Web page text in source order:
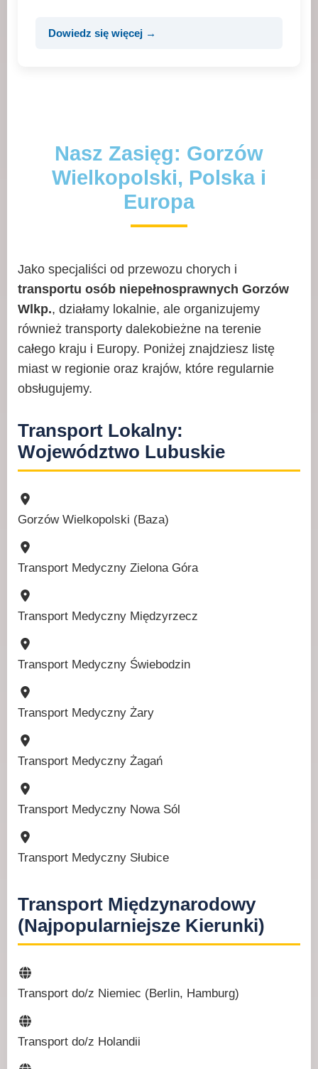
Dowiedz się więcej →
Nasz Zasięg: Gorzów
Wielkopolski, Polska i
Europa
Jako specjaliści od przewozu chorych i
transportu osób niepełnosprawnych Gorzów
Wlkp., działamy lokalnie, ale organizujemy
również transporty dalekobieżne na terenie
całego kraju i Europy. Poniżej znajdziesz listę
miast w regionie oraz krajów, które regularnie
obsługujemy.
Transport Lokalny:
Województwo Lubuskie
Gorzów Wielkopolski (Baza)
Transport Medyczny Zielona Góra
Transport Medyczny Międzyrzecz
Transport Medyczny Świebodzin
Transport Medyczny Żary
Transport Medyczny Żagań
Transport Medyczny Nowa Sól
Transport Medyczny Słubice
Transport Międzynarodowy
(Najpopularniejsze Kierunki)
Transport do/z Niemiec (Berlin, Hamburg)
Transport do/z Holandii